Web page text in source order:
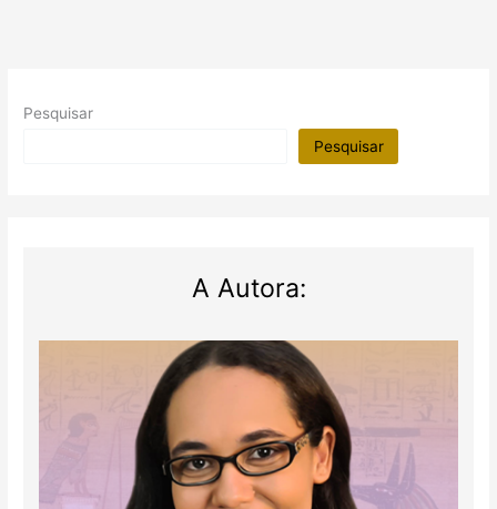
Pesquisar
Pesquisar
A Autora: